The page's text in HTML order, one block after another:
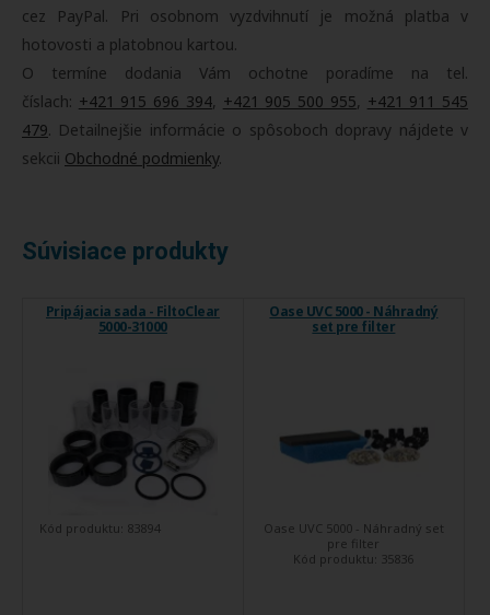
cez PayPal. Pri osobnom vyzdvihnutí je možná platba v
hotovosti a platobnou kartou.
O termíne dodania Vám ochotne poradíme na tel.
číslach: +421 915 696 394, +421 905 500 955, +421 911 545
479. Detailnejšie informácie o spôsoboch dopravy nájdete v
sekcii Obchodné podmienky.
Súvisiace produkty
Pripájacia sada - FiltoClear
5000-31000
Kód produktu: 83894
Oase UVC 5000 - Náhradný
set pre filter
Oase UVC 5000 - Náhradný set
pre filter
Kód produktu: 35836